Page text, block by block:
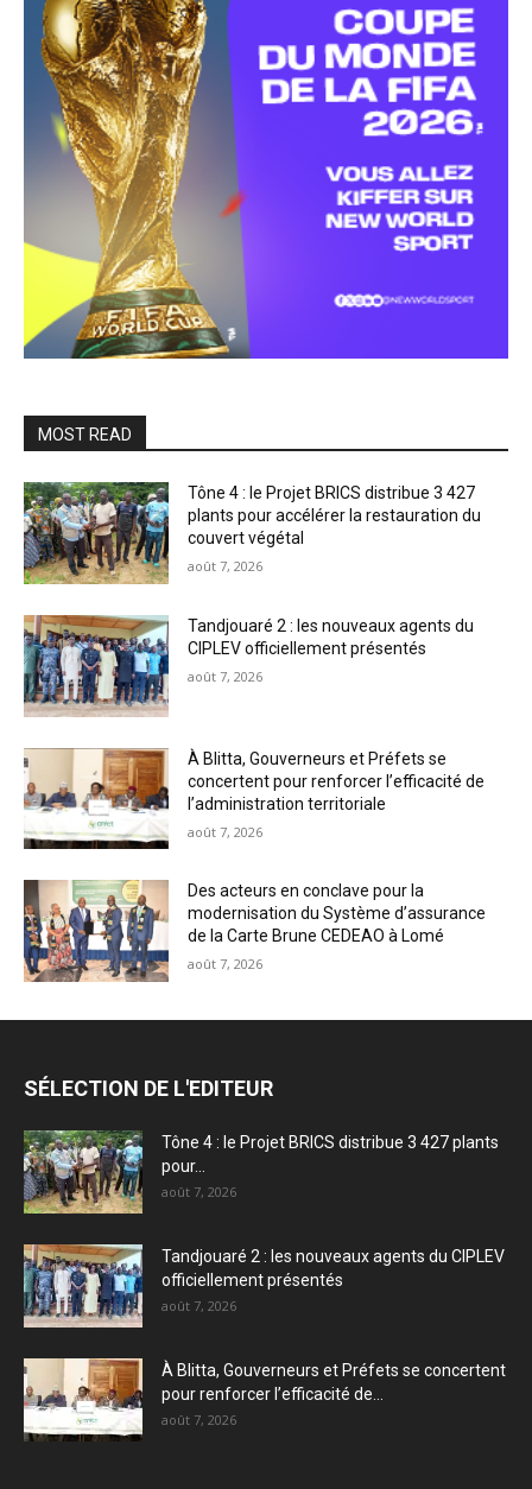
MOST READ
Tône 4 : le Projet BRICS distribue 3 427
plants pour accélérer la restauration du
couvert végétal
août 7, 2026
Tandjouaré 2 : les nouveaux agents du
CIPLEV officiellement présentés
août 7, 2026
À Blitta, Gouverneurs et Préfets se
concertent pour renforcer l’efficacité de
l’administration territoriale
août 7, 2026
Des acteurs en conclave pour la
modernisation du Système d’assurance
de la Carte Brune CEDEAO à Lomé
août 7, 2026
SÉLECTION DE L'EDITEUR
Tône 4 : le Projet BRICS distribue 3 427 plants
pour...
août 7, 2026
Tandjouaré 2 : les nouveaux agents du CIPLEV
officiellement présentés
août 7, 2026
À Blitta, Gouverneurs et Préfets se concertent
pour renforcer l’efficacité de...
août 7, 2026